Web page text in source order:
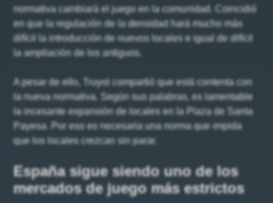
normativa cambiará el juego en la comunidad. Coincidió
en que la regulación de la densidad hará mucho más
difícil la introducción de nuevos locales e igual de difícil
la ampliación de los antiguos.
A pesar de ello, Truyol compartió que está contenta con
la nueva normativa. Según sus palabras, es lamentable
la incesante expansión de locales en la Plaza de Santa
Payesa. Por eso es necesaria una norma que impida
que los locales crezcan sin parar.
España sigue siendo uno de los
mercados de juego más estrictos